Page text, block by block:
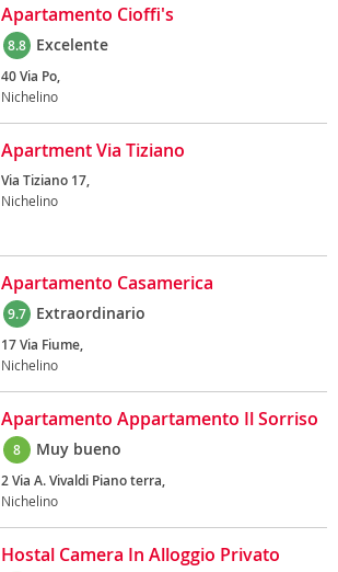
Apartamento Cioffi's
8.8 Excelente
40 Via Po,
Nichelino
Apartment Via Tiziano
Via Tiziano 17,
Nichelino
Apartamento Casamerica
9.7 Extraordinario
17 Via Fiume,
Nichelino
Apartamento Appartamento Il Sorriso
8 Muy bueno
2 Via A. Vivaldi Piano terra,
Nichelino
Hostal Camera In Alloggio Privato